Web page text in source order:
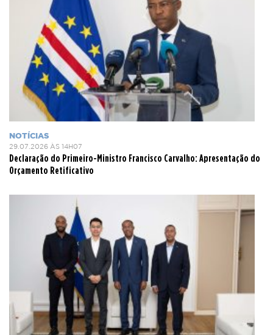
NOTÍCIAS
29.07.2026 ÀS 14H07
Declaração do Primeiro-Ministro Francisco Carvalho: Apresentação do
Orçamento Retificativo